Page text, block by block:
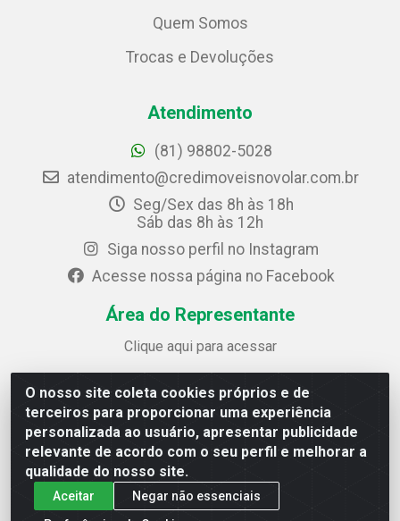
O nosso site coleta cookies próprios e de
terceiros para proporcionar uma experiência
personalizada ao usuário, apresentar publicidade
relevante de acordo com o seu perfil e melhorar a
qualidade do nosso site.
Aceitar
Negar não essenciais
Quem Somos
Trocas e Devoluções
Atendimento
(81) 98802-5028
atendimento@credimoveisnovolar.com.br
Seg/Sex das 8h às 18h
Sáb das 8h às 12h
Siga nosso perfil no Instagram
Acesse nossa página no Facebook
Área do Representante
Clique aqui para acessar
Credimóveis Novolar Ltda
Rua José Alves Bezerra, 430 - Prazeres - Jaboatão dos
Guararapes / PE - CEP 54.325-610
CNPJ: 09.930.165/0013-70